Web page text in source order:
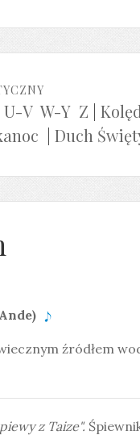
U-V W-Y Z
Duch
źródłem
z Taize".